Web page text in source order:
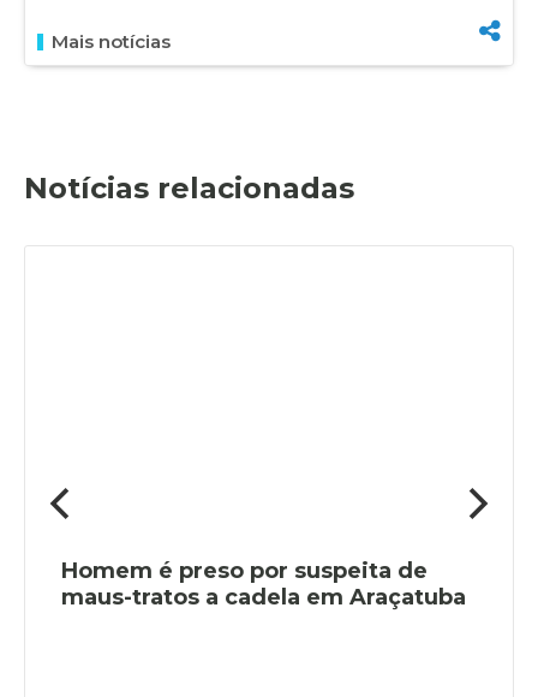
Mais notícias
Notícias relacionadas
Homem é preso por suspeita de
maus-tratos a cadela em Araçatuba